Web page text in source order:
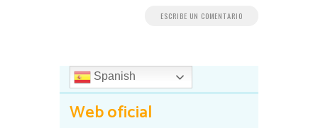
Spanish
Web oficial